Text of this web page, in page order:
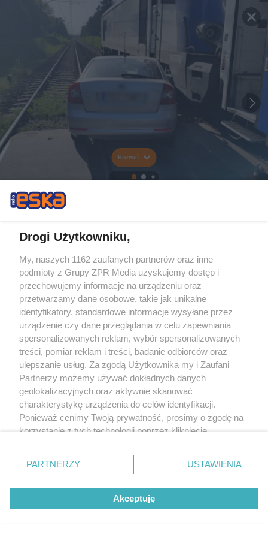
Rozwiń
Drogi Użytkowniku,
My, naszych 1162 zaufanych partnerów oraz inne
podmioty z Grupy ZPR Media uzyskujemy dostęp i
przechowujemy informacje na urządzeniu oraz
przetwarzamy dane osobowe, takie jak unikalne
identyfikatory, standardowe informacje wysyłane przez
urządzenie czy dane przeglądania w celu zapewniania
spersonalizowanych reklam, wybór spersonalizowanych
treści, pomiar reklam i treści, badanie odbiorców oraz
ulepszanie usług. Za zgodą Użytkownika my i Zaufani
Partnerzy możemy używać dokładnych danych
geolokalizacyjnych oraz aktywnie skanować
charakterystykę urządzenia do celów identyfikacji.
Ponieważ cenimy Twoją prywatność, prosimy o zgodę na
korzystanie z tych technologii poprzez kliknięcie
zmienić/wycofać klikając przycisk ustawień prywatności
znajdujący się w lewym dolnym rogu strony
rodzaje przetwarzania danych nie wymagają zgody
użytkownika, ale masz prawo sprzeciwić się takiemu
przetwarzaniu. Preferencje będą miały zastosowanie tylko
PARTNERZY USTAWIENIA
Akceptuję